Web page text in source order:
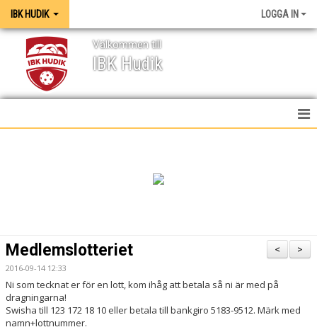
IBK HUDIK LOGGA IN
IBK Hudik
Välkommen till
MEDIA / GRAFISK PROFIL
KALENDER
DOKUMENT
>
<
Medlemslotteriet
2016-09-14 12:33
Ni som tecknat er för en lott, kom ihåg att betala så ni är med på
dragningarna!
Swisha till 123 172 18 10 eller betala till bankgiro 5183-9512. Märk med
namn+lottnummer.